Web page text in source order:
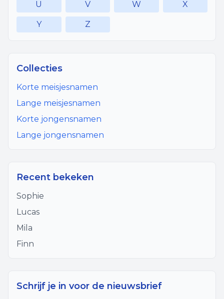
U V W X
Y Z
Collecties
Korte meisjesnamen
Lange meisjesnamen
Korte jongensnamen
Lange jongensnamen
Recent bekeken
Sophie
Lucas
Mila
Finn
Schrijf je in voor de nieuwsbrief